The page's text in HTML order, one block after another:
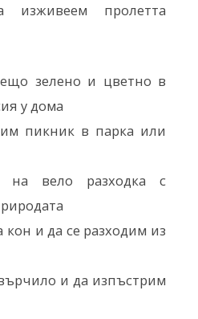
изживеем пролетта
зелено и цветно в
у дома
пикник в парка или
на вело разходка с
кон и да се разходим из
и да изпъстрим